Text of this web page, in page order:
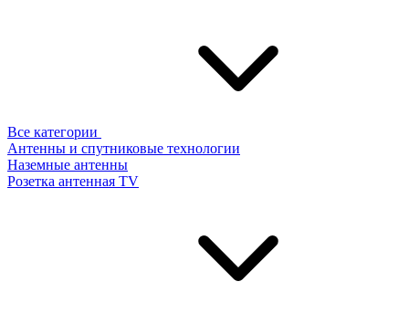
Все категории
Антенны и спутниковые технологии
Наземные антенны
Розетка антенная TV